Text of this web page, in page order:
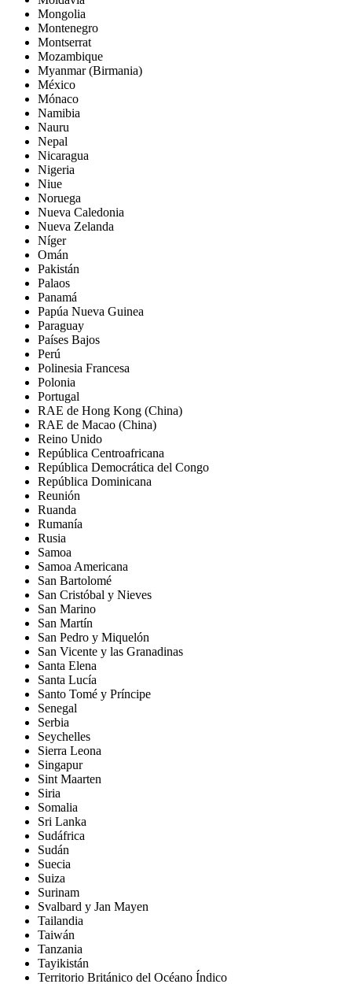
Mongolia
Montenegro
Montserrat
Mozambique
Myanmar (Birmania)
México
Mónaco
Namibia
Nauru
Nepal
Nicaragua
Nigeria
Niue
Noruega
Nueva Caledonia
Nueva Zelanda
Níger
Omán
Pakistán
Palaos
Panamá
Papúa Nueva Guinea
Paraguay
Países Bajos
Perú
Polinesia Francesa
Polonia
Portugal
RAE de Hong Kong (China)
RAE de Macao (China)
Reino Unido
República Centroafricana
República Democrática del Congo
República Dominicana
Reunión
Ruanda
Rumanía
Rusia
Samoa
Samoa Americana
San Bartolomé
San Cristóbal y Nieves
San Marino
San Martín
San Pedro y Miquelón
San Vicente y las Granadinas
Santa Elena
Santa Lucía
Santo Tomé y Príncipe
Senegal
Serbia
Seychelles
Sierra Leona
Singapur
Sint Maarten
Siria
Somalia
Sri Lanka
Sudáfrica
Sudán
Suecia
Suiza
Surinam
Svalbard y Jan Mayen
Tailandia
Taiwán
Tanzania
Tayikistán
Territorio Británico del Océano Índico